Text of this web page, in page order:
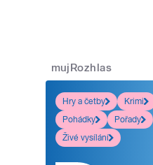
mujRozhlas
Hry a četby
Krimi
Pohádky
Pořady
Živé vysílání